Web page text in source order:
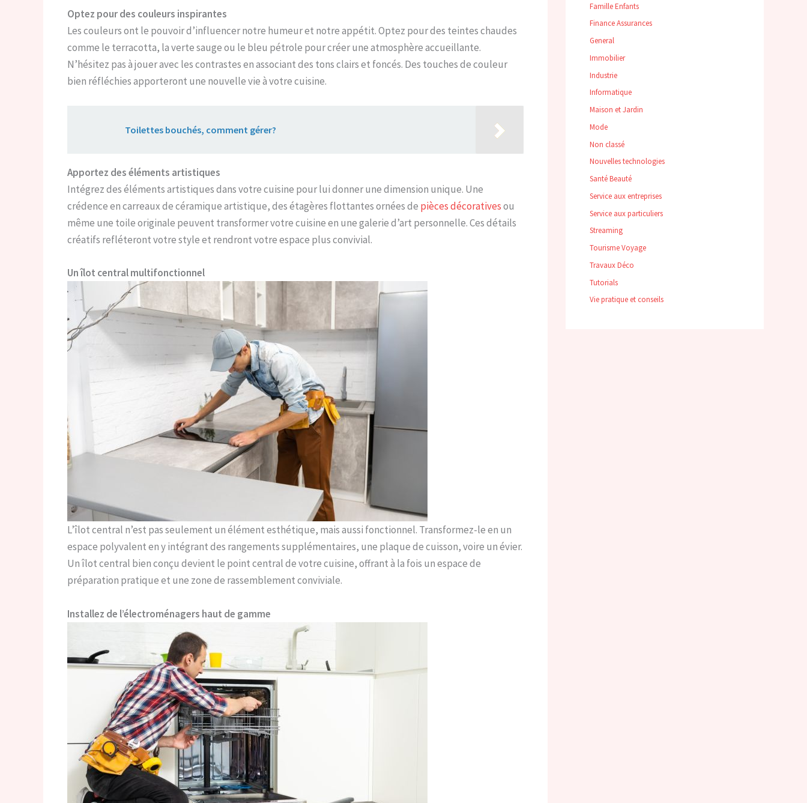
Optez pour des couleurs inspirantes
Les couleurs ont le pouvoir d’influencer notre humeur et notre appétit. Optez pour des teintes chaudes
comme le terracotta, la verte sauge ou le bleu pétrole pour créer une atmosphère accueillante.
N’hésitez pas à jouer avec les contrastes en associant des tons clairs et foncés. Des touches de couleur
bien réfléchies apporteront une nouvelle vie à votre cuisine.
Toilettes bouchés, comment gérer?
Apportez des éléments artistiques
Intégrez des éléments artistiques dans votre cuisine pour lui donner une dimension unique. Une
crédence en carreaux de céramique artistique, des étagères flottantes ornées de pièces décorativesou
même une toile originale peuvent transformer votre cuisine en une galerie d’art personnelle. Ces détails
créatifs refléteront votre style et rendront votre espace plus convivial.
Un îlot central multifonctionnel
L’îlot central n’est pas seulement un élément esthétique, mais aussi fonctionnel. Transformez-le en un
espace polyvalent en y intégrant des rangements supplémentaires, une plaque de cuisson, voire un évier.
Un îlot central bien conçu devient le point central de votre cuisine, offrant à la fois un espace de
préparation pratique et une zone de rassemblement conviviale.
Installez de l’électroménagers haut de gamme
Famille Enfants
Finance Assurances
General
Immobilier
Industrie
Informatique
Maison et Jardin
Mode
Non classé
Nouvelles technologies
Santé Beauté
Service aux entreprises
Service aux particuliers
Streaming
Tourisme Voyage
Travaux Déco
Tutorials
Vie pratique et conseils